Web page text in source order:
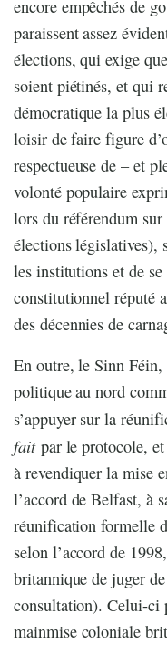
encore empêchés de
paraissent assez
élections, qui exige
soient piétinés, et qui
démocratique la plus
loisir de faire figure
respectueuse de – et
volonté populaire
lors du référendum
élections législatives),
les institutions et de
constitutionnel réputé
des décennies de
En outre, le Sinn
politique au nord
s’appuyer sur la
faitpar le protocole,
à revendiquer la mise
l’accord de Belfast, à
réunification formelle
selon l’accord de
britannique de juger
consultation). Celui-ci
mainmise coloniale